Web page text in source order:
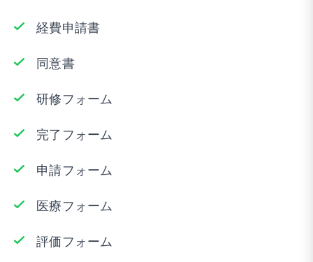
経費申請書
同意書
研修フォーム
完了フォーム
申請フォーム
医療フォーム
評価フォーム